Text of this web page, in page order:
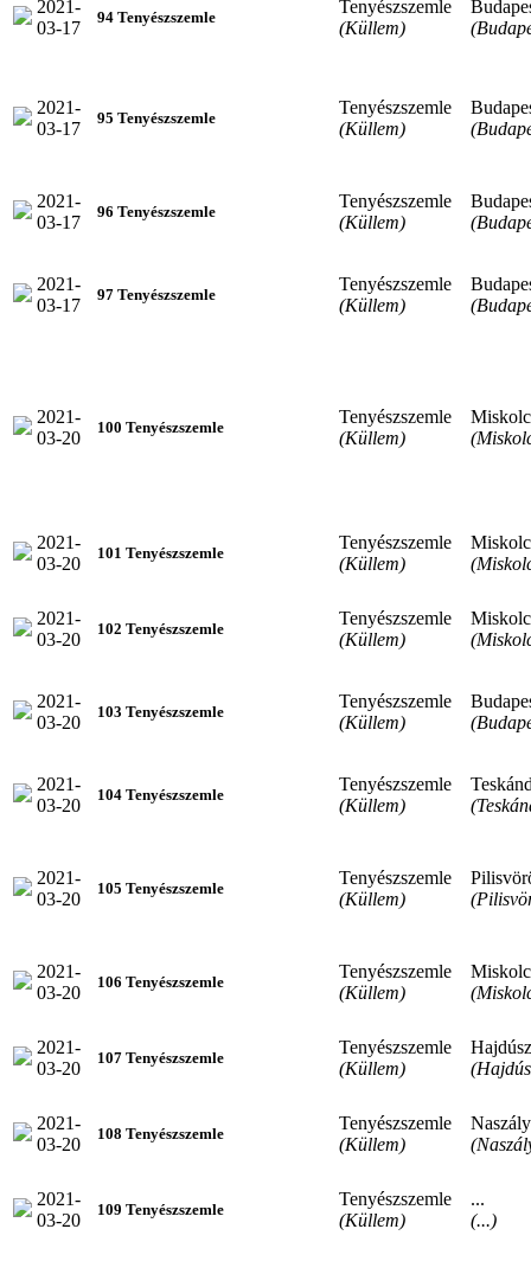
2021-
03-17
94 Tenyészszemle
Tenyészszemle
(Küllem)
2021-
03-17
95 Tenyészszemle
Tenyészszemle
(Küllem)
2021-
03-17
96 Tenyészszemle
Tenyészszemle
(Küllem)
2021-
03-17
97 Tenyészszemle
Tenyészszemle
(Küllem)
2021-
03-20
100 Tenyészszemle
Tenyészszemle
(Küllem)
Miskolc
2021-
03-20
101 Tenyészszemle
Tenyészszemle
(Küllem)
Miskolc
2021-
03-20
102 Tenyészszemle
Tenyészszemle
(Küllem)
Miskolc
2021-
03-20
103 Tenyészszemle
Tenyészszemle
(Küllem)
2021-
03-20
104 Tenyészszemle
Tenyészszemle
(Küllem)
2021-
03-20
105 Tenyészszemle
Tenyészszemle
(Küllem)
2021-
03-20
106 Tenyészszemle
Tenyészszemle
(Küllem)
Miskolc
2021-
03-20
107 Tenyészszemle
Tenyészszemle
(Küllem)
2021-
03-20
108 Tenyészszemle
Tenyészszemle
(Küllem)
Naszály
2021-
03-20
109 Tenyészszemle
Tenyészszemle
(Küllem)
...
(...)